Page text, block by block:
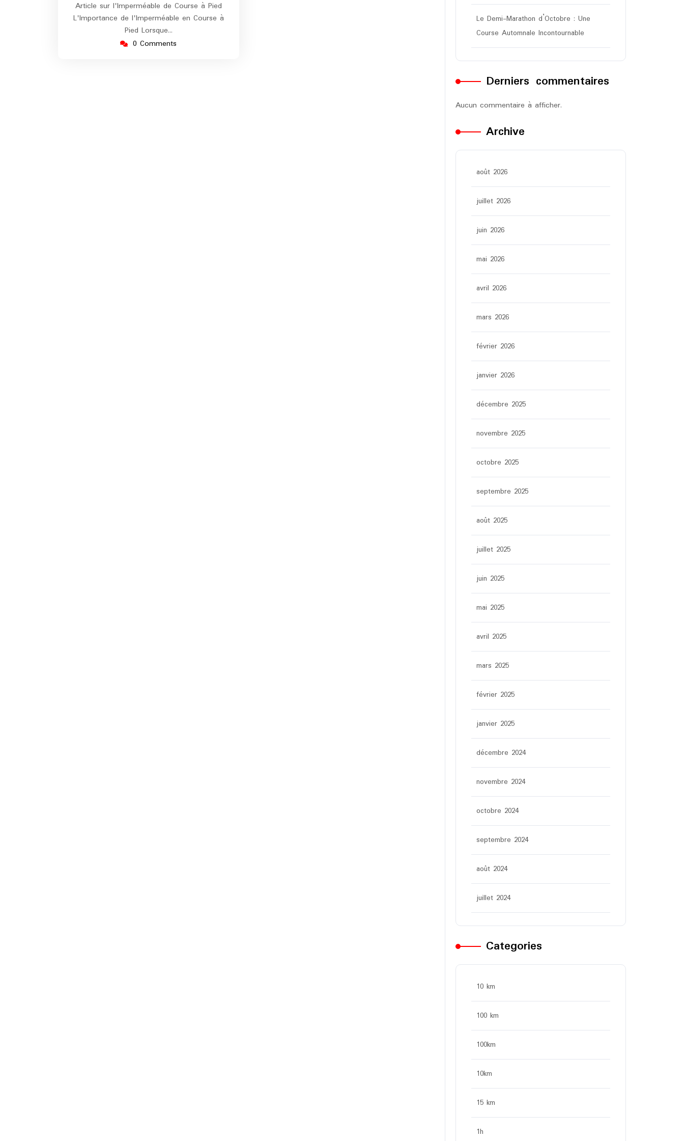
Article sur l'Imperméable de Course à Pied
L'Importance de l'Imperméable en Course à
Pied Lorsque…
0 Comments
Le Demi-Marathon d’Octobre : Une
Course Automnale Incontournable
Derniers commentaires
Aucun commentaire à afficher.
Archive
août 2026
juillet 2026
juin 2026
mai 2026
avril 2026
mars 2026
février 2026
janvier 2026
décembre 2025
novembre 2025
octobre 2025
septembre 2025
août 2025
juillet 2025
juin 2025
mai 2025
avril 2025
mars 2025
février 2025
janvier 2025
décembre 2024
novembre 2024
octobre 2024
septembre 2024
août 2024
juillet 2024
Categories
10 km
100 km
100km
10km
15 km
1h